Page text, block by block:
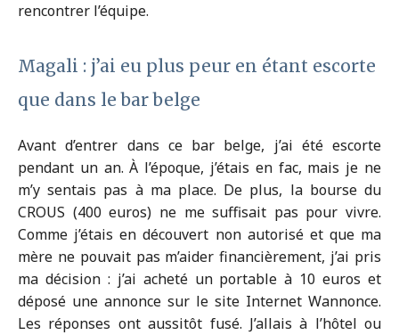
rencontrer l’équipe.
Magali : j’ai eu plus peur en étant escorte
que dans le bar belge
Avant d’entrer dans ce bar belge, j’ai été escorte
pendant un an. À l’époque, j’étais en fac, mais je ne
m’y sentais pas à ma place. De plus, la bourse du
CROUS (400 euros) ne me suffisait pas pour vivre.
Comme j’étais en découvert non autorisé et que ma
mère ne pouvait pas m’aider financièrement, j’ai pris
ma décision : j’ai acheté un portable à 10 euros et
déposé une annonce sur le site Internet Wannonce.
Les réponses ont aussitôt fusé. J’allais à l’hôtel ou